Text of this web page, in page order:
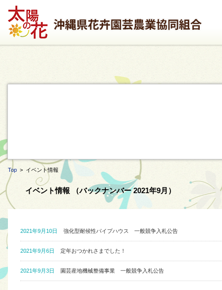
Top > イベント情報
イベント情報 （バックナンバー 2021年9月）
2021年9月10日 強化型耐候性パイプハウス 一般競争入札公告
2021年9月6日 定年おつかれさまでした！
2021年9月3日 園芸産地機械整備事業 一般競争入札公告